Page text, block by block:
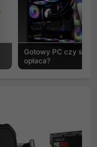
Gotowy PC czy
opłaca?